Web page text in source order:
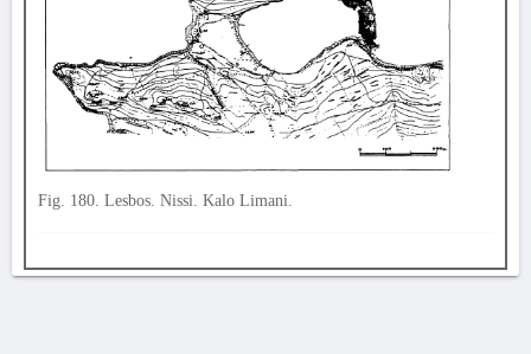
Fig. 180. Lesbos. Nissi. Kalo Limani.